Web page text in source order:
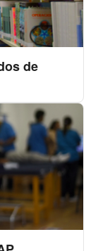
de